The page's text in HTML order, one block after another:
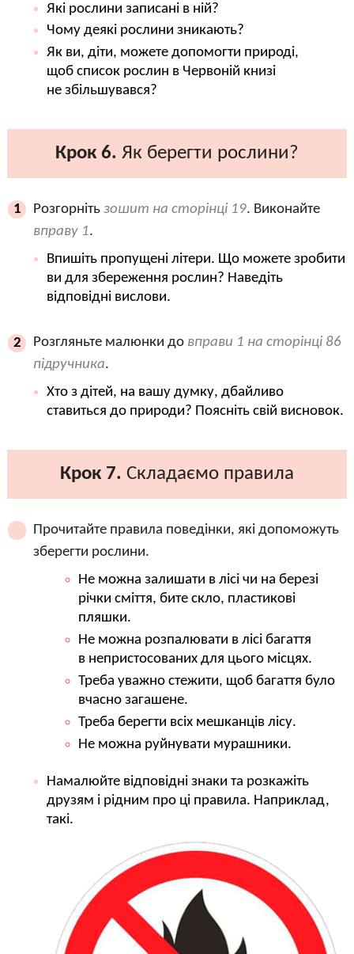
Які рослини записані в ній?
Чому деякі рослини зникають?
Як ви, діти, можете допомогти природі,
щоб список рослин в Червоній книзі
не збільшувався?
Крок 6. Як берегти рослини?
1 Розгорніть зошит на сторінці 19. Виконайте
вправу 1.
Впишіть пропущені літери. Що можете зробити
ви для збереження рослин? Наведіть
відповідні вислови.
2 Розгляньте малюнки до вправи 1 на сторінці 86
підручника.
Хто з дітей, на вашу думку, дбайливо
ставиться до природи? Поясніть свій висновок.
Крок 7. Складаємо правила
Прочитайте правила поведінки, які допоможуть
зберегти рослини.
Не можна залишати в лісі чи на березі
річки сміття, бите скло, пластикові
пляшки.
Не можна розпалювати в лісі багаття
в непристосованих для цього місцях.
Треба уважно стежити, щоб багаття було
вчасно загашене.
Треба берегти всіх мешканців лісу.
Не можна руйнувати мурашники.
Намалюйте відповідні знаки та розкажіть
друзям і рідним про ці правила. Наприклад,
такі.